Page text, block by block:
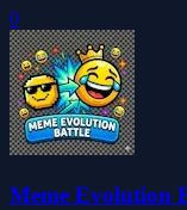
0
Meme Evolution